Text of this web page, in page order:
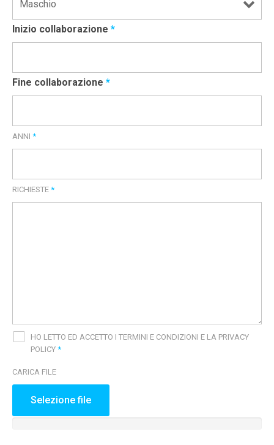
Inizio collaborazione *
Fine collaborazione *
ANNI *
RICHIESTE *
HO LETTO ED ACCETTO I TERMINI E CONDIZIONI E LA PRIVACY
POLICY *
CARICA FILE
Selezione file